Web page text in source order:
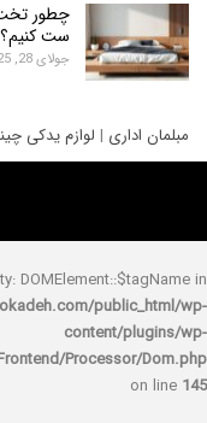
چطور تخت خواب دو
ست کنیم؟
جولای 28, 2025
|لوازم یدکی چینی|میز
property:
decokadeh.com/
Frontend/